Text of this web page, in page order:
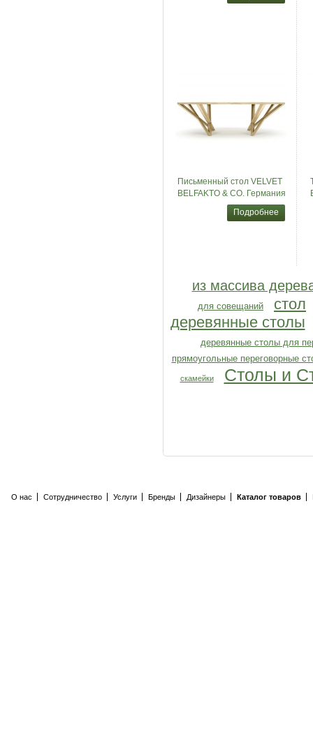
Письменный стол VELVET
BELFAKTO & CO. Германия
Подробнее
из массива
для совещаний
стол
деревянные столы
деревянные столы для
прямоугольные переговорные
скамейки Столы и
О нас Сотрудничество Услуги Бренды Дизайнеры Каталог товаров